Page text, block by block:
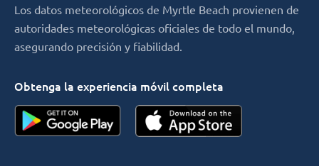
Los datos meteorológicos de Myrtle Beach provienen de
autoridades meteorológicas oficiales de todo el mundo,
asegurando precisión y fiabilidad.
Obtenga la experiencia móvil completa